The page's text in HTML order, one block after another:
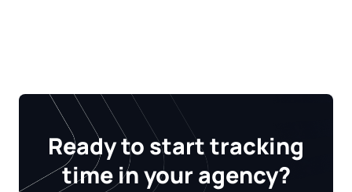
Ready to start tracking
time in your agency?